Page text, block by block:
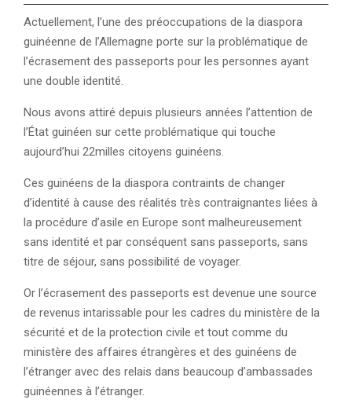
Actuellement, l’une des préoccupations de la diaspora
guinéenne de l’Allemagne porte sur la problématique de
l’écrasement des passeports pour les personnes ayant
une double identité.
Nous avons attiré depuis plusieurs années l’attention de
l’État guinéen sur cette problématique qui touche
aujourd’hui 22milles citoyens guinéens.
Ces guinéens de la diaspora contraints de changer
d’identité à cause des réalités très contraignantes liées à
la procédure d’asile en Europe sont malheureusement
sans identité et par conséquent sans passeports, sans
titre de séjour, sans possibilité de voyager.
Or l’écrasement des passeports est devenue une source
de revenus intarissable pour les cadres du ministère de la
sécurité et de la protection civile et tout comme du
ministère des affaires étrangères et des guinéens de
l’étranger avec des relais dans beaucoup d’ambassades
guinéennes à l’étranger.